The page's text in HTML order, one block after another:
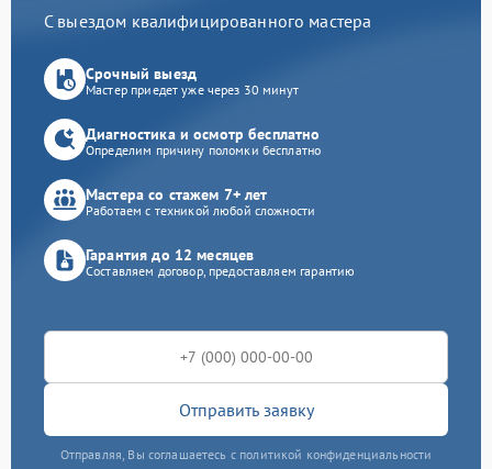
С выездом квалифицированного мастера
Срочный выезд
Мастер приедет уже через 30 минут
Диагностика и осмотр бесплатно
Определим причину поломки бесплатно
Мастера со стажем 7+ лет
Работаем с техникой любой сложности
Гарантия до 12 месяцев
Составляем договор, предоставляем гарантию
Отправить заявку
Отправляя, Вы соглашаетесь с политикой конфиденциальности